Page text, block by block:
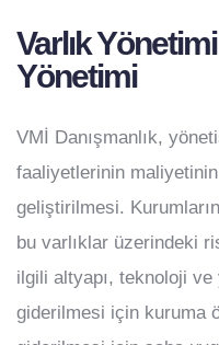
Varlık
Yönetimi
VMİ Danışmanlık,
faaliyetlerinin
geliştirilmesi.
bu varlıklar üzerindeki
ilgili altyapı, teknoloji ve
giderilmesi için kuruma